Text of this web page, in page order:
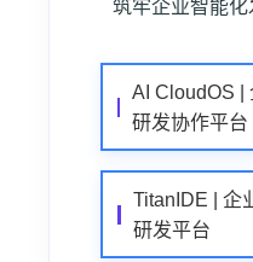
筑牢企业智能化
AI CloudOS |
研发协作平台
TitanIDE | 企
研发平台